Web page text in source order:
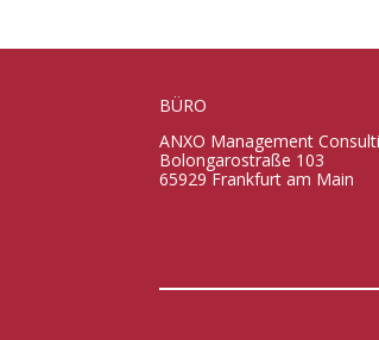
BÜRO
ANXO Management
Bolongarostraße 103
65929 Frankfurt am Main